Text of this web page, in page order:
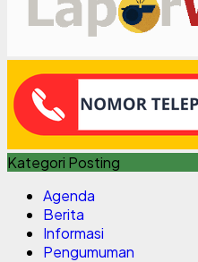
Kategori Posting
Agenda
Berita
Informasi
Pengumuman